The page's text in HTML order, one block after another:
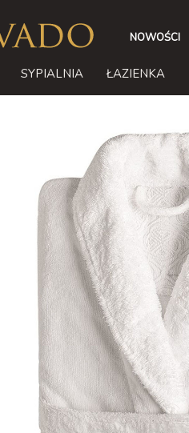
NOWOŚCI
SYPIALNIA ŁAZIENKA